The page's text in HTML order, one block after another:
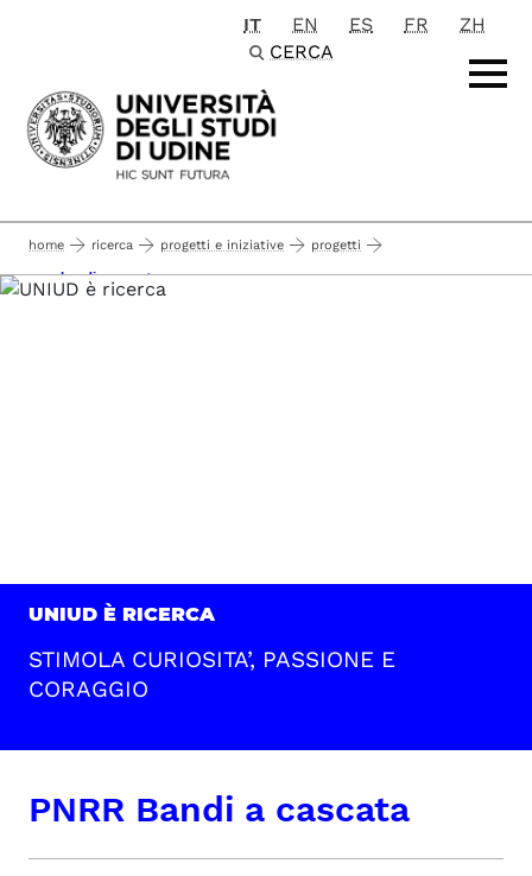
Passa al contenuto principale
IT EN ES FR
ZH
CERCA
home ricerca progetti e iniziative progetti
pnrr bandi a cascata
UNIUD È RICERCA
STIMOLA CURIOSITA’, PASSIONE E
CORAGGIO
PNRR Bandi a cascata